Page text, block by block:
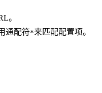
。
通配符*来匹配配置项。